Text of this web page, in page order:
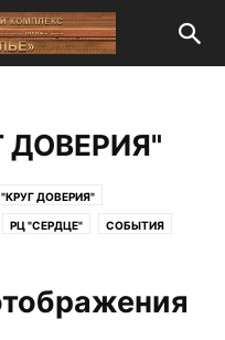
ДОВЕРИЯ"
ДОВЕРИЯ"
РЦ "СЕРДЦЕ" СОБЫТИЯ